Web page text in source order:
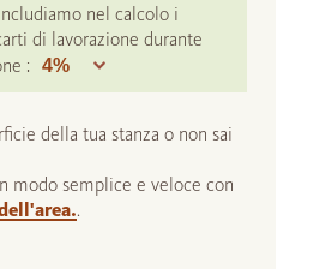
nel calcolo i
di lavorazione durante
:
della tua stanza o non sai
modo semplice e veloce con
.